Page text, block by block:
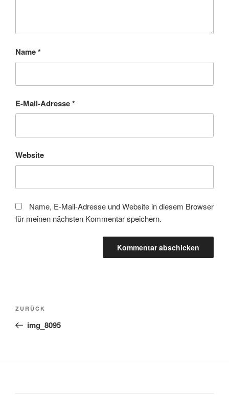
Name*
E-Mail-Adresse*
Website
Name, E-Mail-Adresse und Website in diesem Browser
für meinen nächsten Kommentar speichern.
Beitragsnavigation
Vorheriger
Beitrag
ZURÜCK
img_8095